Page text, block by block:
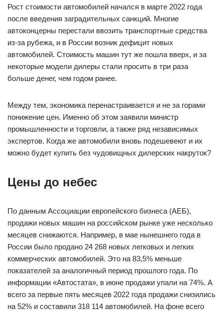
Рост стоимости автомобилей начался в марте 2022 года
после введения заградительных санкций. Многие
автоконцерны перестали ввозить транспортные средства
из-за рубежа, и в России возник дефицит новых
автомобилей. Стоимость машин тут же пошла вверх, и за
некоторые модели дилеры стали просить в три раза
больше денег, чем годом ранее.
Между тем, экономика перенастраивается и не за горами
понижение цен. Именно об этом заявили министр
промышленности и торговли, а также ряд независимых
экспертов. Когда же автомобили вновь подешевеют и их
можно будет купить без чудовищных дилерских накруток?
Цены до небес
По данным Ассоциации европейского бизнеса (АЕБ),
продажи новых машин на российском рынке уже несколько
месяцев снижаются. Например, в мае нынешнего года в
России было продано 24 268 новых легковых и легких
коммерческих автомобилей. Это на 83,5% меньше
показателей за аналогичный период прошлого года. По
информации «Автостата», в июне продажи упали на 74%. А
всего за первые пять месяцев 2022 года продажи снизились
на 52% и составили 318 114 автомобилей. На фоне всего